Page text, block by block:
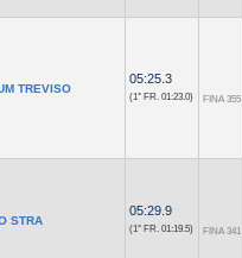
TREVISO
05:25.3
(1° FR. 01:23.0) FINA 355
STRA
05:29.9
(1° FR. 01:19.5) FINA 341